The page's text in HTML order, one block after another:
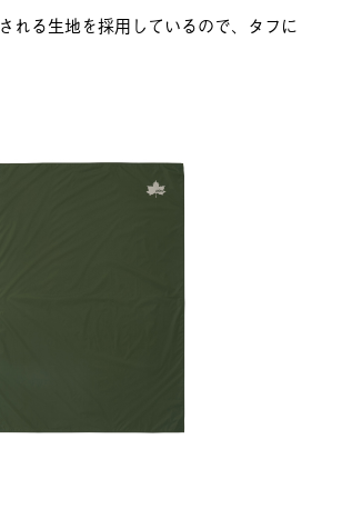
れる生地を採用しているので、タフに